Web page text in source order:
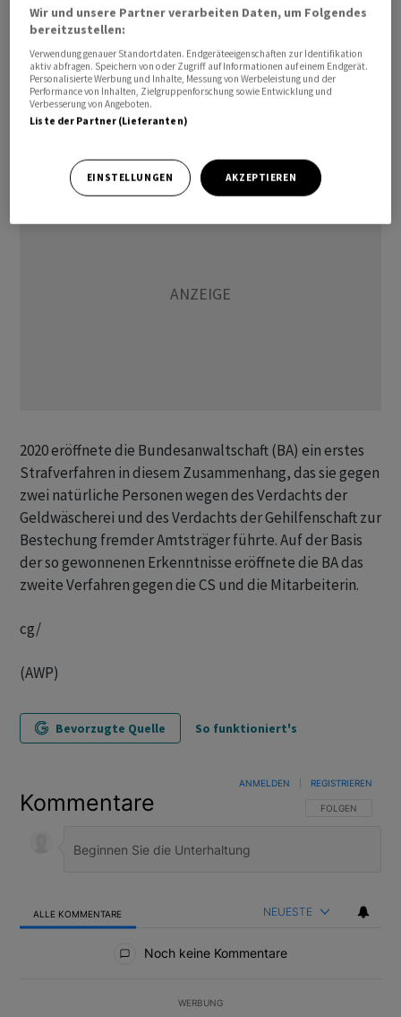
Bankerin lief zunächst weiter.
Die Kreditvergaben durch die CS-Gruppe von insgesamt
über 2 Milliarden US-Dollar wurden 2013 mit drei
Staatsunternehmen des südostafrikanischen Landes
getätigt. 2016 wurden sie als sogenannter «Mosambik-
2020 eröffnete die Bundesanwaltschaft (BA) ein erstes
Strafverfahren in diesem Zusammenhang, das sie gegen
zwei natürliche Personen wegen des Verdachts der
Geldwäscherei und des Verdachts der Gehilfenschaft zur
Bestechung fremder Amtsträger führte. Auf der Basis
der so gewonnenen Erkenntnisse eröffnete die BA das
zweite Verfahren gegen die CS und die Mitarbeiterin.
cg/
(AWP)
Bevorzugte Quelle So funktioniert's
Kommentare FOLGE DIESER
FOLGEN
ANMELDEN REGISTRIEREN
ALLE KOMMENTARE NEUESTE
Noch keine Kommentare
WERBUNG
Wir und unsere Partner verarbeiten Daten, um Folgendes
bereitzustellen:
Verwendung genauer Standortdaten. Endgeräteeigenschaften zur Identifikation
aktiv abfragen. Speichern von oder Zugriff auf Informationen auf einem Endgerät.
Personalisierte Werbung und Inhalte, Messung von Werbeleistung und der
Performance von Inhalten, Zielgruppenforschung sowie Entwicklung und
Verbesserung von Angeboten.
Liste der Partner (Lieferanten)
EINSTELLUNGEN AKZEPTIEREN